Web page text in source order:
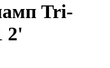
Tri-
2'